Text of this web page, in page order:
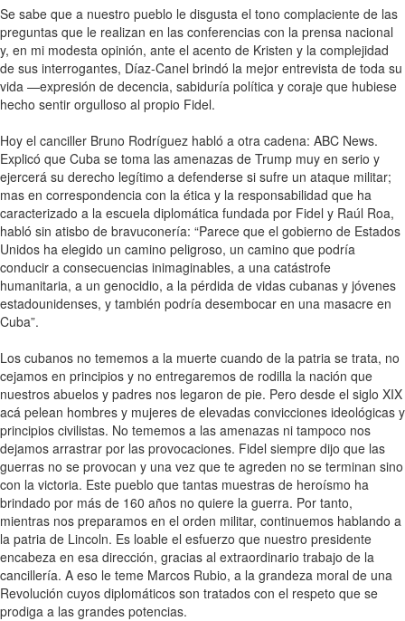
Se sabe que a nuestro pueblo le disgusta el tono complaciente de las
preguntas que le realizan en las conferencias con la prensa nacional
y, en mi modesta opinión, ante el acento de Kristen y la complejidad
de sus interrogantes, Díaz-Canel brindó la mejor entrevista de toda su
vida —expresión de decencia, sabiduría política y coraje que hubiese
hecho sentir orgulloso al propio Fidel.
Hoy el canciller Bruno Rodríguez habló a otra cadena: ABC News.
Explicó que Cuba se toma las amenazas de Trump muy en serio y
ejercerá su derecho legítimo a defenderse si sufre un ataque militar;
mas en correspondencia con la ética y la responsabilidad que ha
caracterizado a la escuela diplomática fundada por Fidel y Raúl Roa,
habló sin atisbo de bravuconería: “Parece que el gobierno de Estados
Unidos ha elegido un camino peligroso, un camino que podría
conducir a consecuencias inimaginables, a una catástrofe
humanitaria, a un genocidio, a la pérdida de vidas cubanas y jóvenes
estadounidenses, y también podría desembocar en una masacre en
Cuba”.
Los cubanos no tememos a la muerte cuando de la patria se trata, no
cejamos en principios y no entregaremos de rodilla la nación que
nuestros abuelos y padres nos legaron de pie. Pero desde el siglo XIX
acá pelean hombres y mujeres de elevadas convicciones ideológicas y
principios civilistas. No tememos a las amenazas ni tampoco nos
dejamos arrastrar por las provocaciones. Fidel siempre dijo que las
guerras no se provocan y una vez que te agreden no se terminan sino
con la victoria. Este pueblo que tantas muestras de heroísmo ha
brindado por más de 160 años no quiere la guerra. Por tanto,
mientras nos preparamos en el orden militar, continuemos hablando a
la patria de Lincoln. Es loable el esfuerzo que nuestro presidente
encabeza en esa dirección, gracias al extraordinario trabajo de la
cancillería. A eso le teme Marcos Rubio, a la grandeza moral de una
Revolución cuyos diplomáticos son tratados con el respeto que se
prodiga a las grandes potencias.